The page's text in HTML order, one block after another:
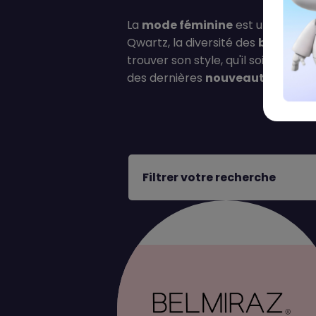
La mode féminineest un univers
Qwartz, la diversité des
trouver son style, qu'il soit
des dernières nouveautés ,
Filtrer votre recherche